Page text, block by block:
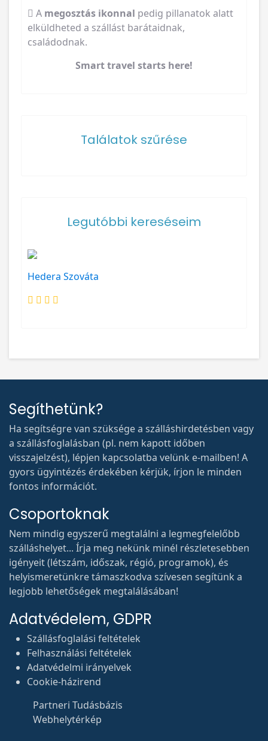
A megosztás ikonnal pedig pillanatok alatt
elküldheted a szállást barátaidnak,
családodnak.
Smart travel starts here!
Találatok szűrése
Legutóbbi kereséseim
Hedera Szováta
Segíthetünk?
Ha segítségre van szüksége a szálláshirdetésben vagy
a szállásfoglalásban (pl. nem kapott időben
visszajelzést), lépjen kapcsolatba velünk e-mailben! A
gyors ügyintézés érdekében kérjük, írjon le minden
fontos információt.
Csoportoknak
Nem mindig egyszerű megtalálni a legmegfelelőbb
szálláshelyet... Írja meg nekünk minél részletesebben
igényeit (létszám, időszak, régió, programok), és
helyismeretünkre támaszkodva szívesen segítünk a
legjobb lehetőségek megtalálásában!
Adatvédelem, GDPR
Szállásfoglalási feltételek
Felhasználási feltételek
Adatvédelmi irányelvek
Cookie-házirend
Partneri Tudásbázis
Webhelytérkép